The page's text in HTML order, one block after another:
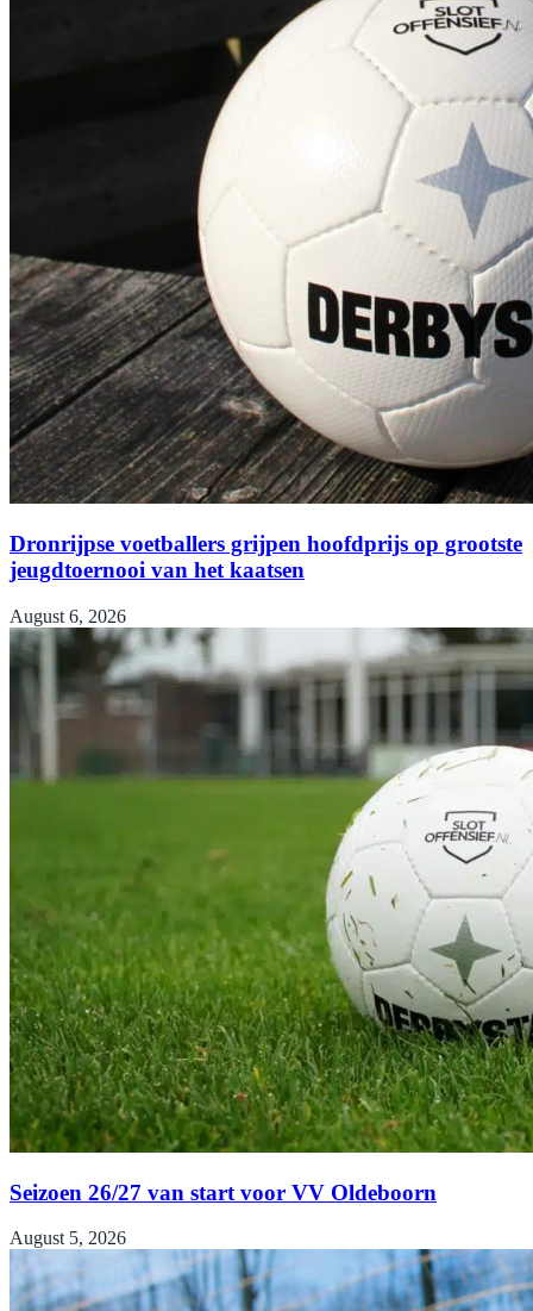
Dronrijpse voetballers grijpen hoofdprijs op grootste
jeugdtoernooi van het kaatsen
August 6, 2026
Seizoen 26/27 van start voor VV Oldeboorn
August 5, 2026